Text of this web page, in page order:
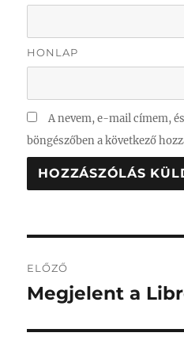
HONLAP
A nevem, e-mail címem,
böngészőben a következő
navigáció
ELŐZŐ
Korábbi
Megjelent a